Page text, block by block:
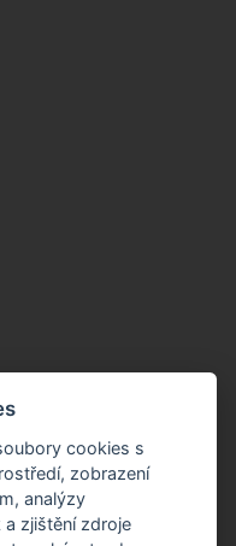
cookies s
zobrazení
analýzy
zjištění zdroje